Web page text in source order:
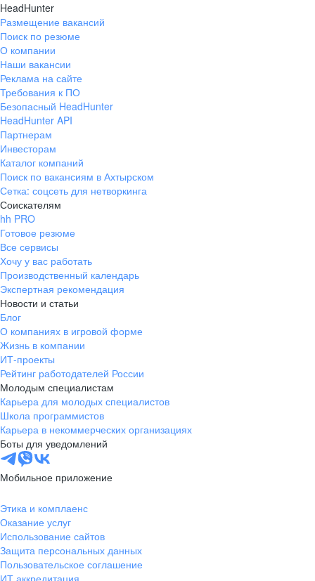
HeadHunter
Размещение вакансий
Поиск по резюме
О компании
Наши вакансии
Реклама на сайте
Требования к ПО
Безопасный HeadHunter
HeadHunter API
Партнерам
Инвесторам
Каталог компаний
Поиск по вакансиям в Ахтырском
Сетка: соцсеть для нетворкинга
Соискателям
hh PRO
Готовое резюме
Все сервисы
Хочу у вас работать
Производственный календарь
Экспертная рекомендация
Новости и статьи
Блог
О компаниях в игровой форме
Жизнь в компании
ИТ-проекты
Рейтинг работодателей России
Молодым специалистам
Карьера для молодых специалистов
Школа программистов
Карьера в некоммерческих организациях
Боты для уведомлений
Мобильное приложение
Этика и комплаенс
Оказание услуг
Использование сайтов
Защита персональных данных
Пользовательское соглашение